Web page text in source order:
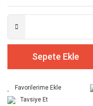
Sepete Ekle
Tavsiye Et